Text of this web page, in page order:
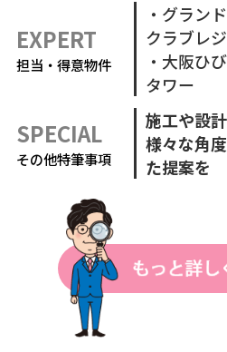
EXPERT
担当・得意物件
・グラン
クラブレ
・大阪ひ
タワー
SPECIAL
その他特筆事項
施工や設
様々な角
た提案を